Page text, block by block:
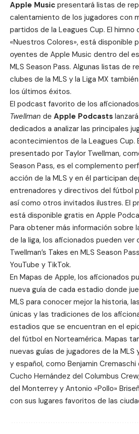
Apple Music presentará listas de
calentamiento de los jugadores con
partidos de la Leagues Cup. El himno
«Nuestros Colores», está disponible
oyentes de Apple Music dentro del
MLS Season Pass. Algunas listas de
clubes de la MLS y la Liga MX
los últimos éxitos.
El podcast favorito de los aficionados
Twellman de Apple Podcasts
dedicados a analizar las principales
acontecimientos de la Leagues Cup.
presentado por Taylor Twellman,
Season Pass, es el complemento
acción de la MLS y en él participan
entrenadores y directivos del fútbol
así como otros invitados ilustres. El
está disponible gratis en Apple
Para obtener más información sobre
de la liga, los aficionados pueden ver
Twellman’s Takes en MLS Season
YouTube y TikTok.
En Mapas de Apple, los aficionados
nueva guía de cada estadio donde
MLS para conocer mejor la historia,
únicas y las tradiciones de los
estadios que se encuentran en el
del fútbol en Norteamérica. Mapas
nuevas guías de jugadores de la MLS
y español, como Benjamin Cremaschi
Cucho Hernández del Columbus
del Monterrey y Antonio «Pollo»
con sus lugares favoritos de las